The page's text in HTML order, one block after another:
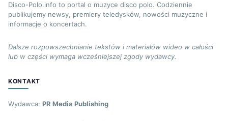
Disco-Polo.info to portal o muzyce disco polo. Codziennie
publikujemy newsy, premiery teledysków, nowości muzyczne i
informacje o koncertach.
Dalsze rozpowszechnianie tekstów i materiałów wideo w całości
lub w części wymaga wcześniejszej zgody wydawcy.
KONTAKT
Wydawca: PR Media Publishing